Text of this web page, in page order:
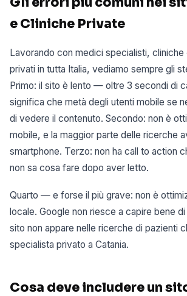
e Cliniche Private
Lavorando con medici specialisti, cliniche
privati in tutta Italia, vediamo sempre gli
Primo: il sito è lento — oltre 3 secondi di
significa che metà degli utenti mobile se
di vedere il contenuto. Secondo: non è
mobile, e la maggior parte delle ricerche
smartphone. Terzo: non ha call to action
non sa cosa fare dopo aver letto.
Quarto — e forse il più grave: non è
locale. Google non riesce a capire bene
sito non appare nelle ricerche di pazienti
specialista privato a Catania.
Cosa deve includere un